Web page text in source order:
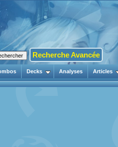
Recherche Avancée
Decks Analyses Articles